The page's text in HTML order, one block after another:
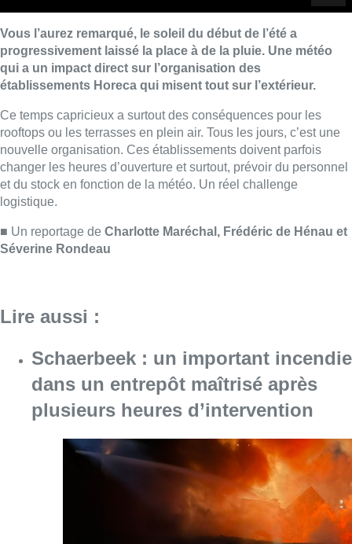
Séverine Rondeau
Lire aussi :
Schaerbeek : un important incendie
dans un entrepôt maîtrisé après
plusieurs heures d’intervention
Consulter l'article "Schaerbeek : un
À Bruxelles, le blocus s’invite dans